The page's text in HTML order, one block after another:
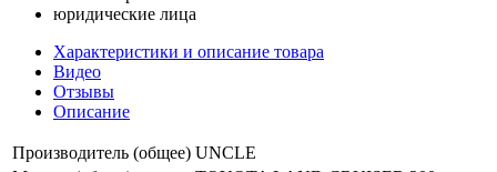
юридические лица
Характеристики и описание товара
Видео
Отзывы
Описание
Производитель (общее) UNCLE